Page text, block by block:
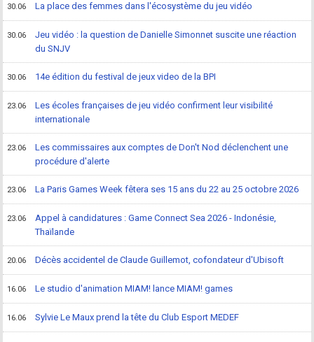
30.06 La place des femmes dans l'écosystème du jeu vidéo
30.06
Jeu vidéo : la question de Danielle Simonnet suscite une réaction
du SNJV
30.06 14e édition du festival de jeux video de la BPI
23.06
Les écoles françaises de jeu vidéo confirment leur visibilité
internationale
23.06
Les commissaires aux comptes de Don't Nod déclenchent une
procédure d'alerte
23.06 La Paris Games Week fêtera ses 15 ans du 22 au 25 octobre 2026
23.06
Appel à candidatures : Game Connect Sea 2026 - Indonésie,
Thaïlande
20.06 Décès accidentel de Claude Guillemot, cofondateur d'Ubisoft
16.06 Le studio d'animation MIAM! lance MIAM! games
16.06 Sylvie Le Maux prend la tête du Club Esport MEDEF